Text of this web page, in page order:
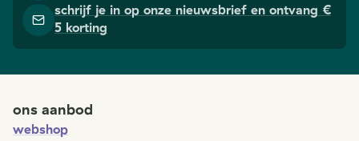
schrijf je in op onze nieuwsbrief en ontvang €
5 korting
ons aanbod
webshop